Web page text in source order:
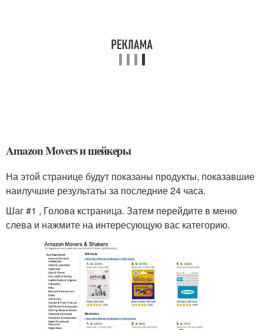
Amazon Movers и шейкеры
На этой странице будут показаны продукты, показавшие
наилучшие результаты за последние 24 часа.
Шаг #1 , Голова кстраница. Затем перейдите в меню
слева и нажмите на интересующую вас категорию.